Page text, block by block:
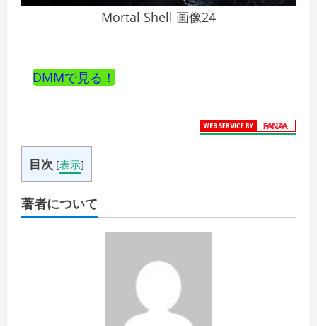
Mortal Shell 画像24
DMMで見る！
目次 [表示]
著者について